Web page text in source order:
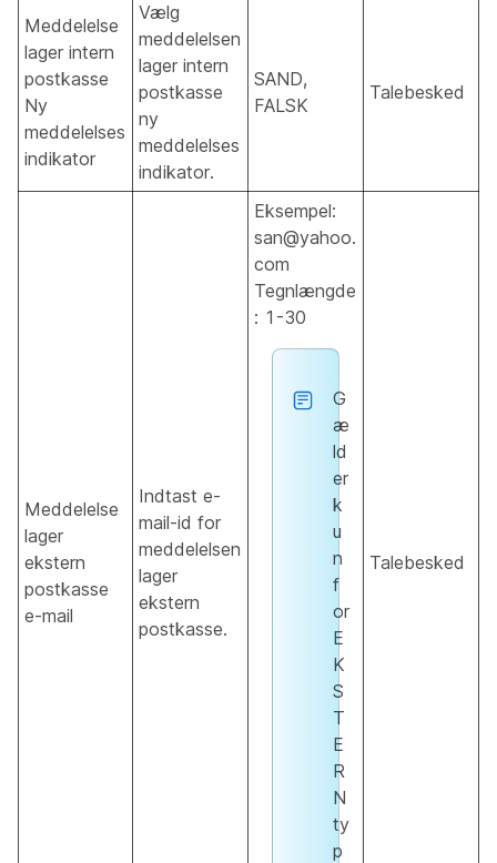
Meddelelse
lager intern
postkasse
Ny
meddelelses
indikator
Vælg
meddelelsen
lager intern
postkasse
ny
meddelelses
indikator.
SAND,
FALSK
Talebesked
Meddelelse
lager
ekstern
postkasse
e-mail
Indtast e-
mail-id for
meddelelsen
lager
ekstern
postkasse.
Eksempel:
san@yahoo.
com
Tegnlængde
: 1-30
G
æ
ld
er
k
u
n
f
or
E
K
S
T
E
R
N
ty
p
Talebesked